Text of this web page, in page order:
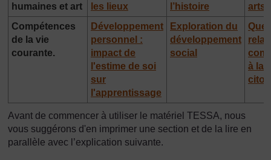
humaines et art
les lieux
l’histoire
arts
Compétences
de la vie
courante.
Développement
personnel :
impact de
l'estime de soi
sur
l'apprentissage
Exploration du
développement
social
à la
Avant de commencer à utiliser le matériel TESSA, nous
vous suggérons d'en imprimer une section et de la lire en
parallèle avec l’explication suivante.